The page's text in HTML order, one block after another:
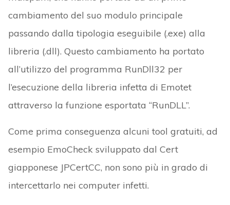
cambiamento del suo modulo principale
passando dalla tipologia eseguibile (.exe) alla
libreria (.dll). Questo cambiamento ha portato
all’utilizzo del programma RunDll32 per
l’esecuzione della libreria infetta di Emotet
attraverso la funzione esportata “RunDLL”.
Come prima conseguenza alcuni tool gratuiti, ad
esempio EmoCheck sviluppato dal Cert
giapponese JPCertCC, non sono più in grado di
intercettarlo nei computer infetti.